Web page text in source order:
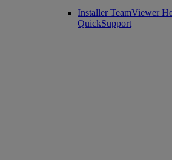
Installer TeamViewer
QuickSupport